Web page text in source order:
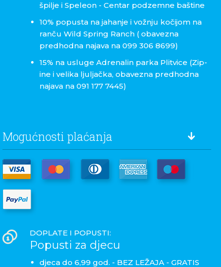
špilje i Speleon - Centar podzemne baštine
10% popusta na jahanje i vožnju kočijom na
ranču Wild Spring Ranch ( obavezna
predhodna najava na 099 306 8699)
15% na usluge Adrenalin parka Plitvice (Zip-
ine i velika ljuljačka, obavezna predhodna
najava na 091 177 7445)
Mogućnosti plaćanja
DOPLATE I POPUSTI:
Popusti za djecu
djeca do 6,99 god. - BEZ LEŽAJA - GRATIS